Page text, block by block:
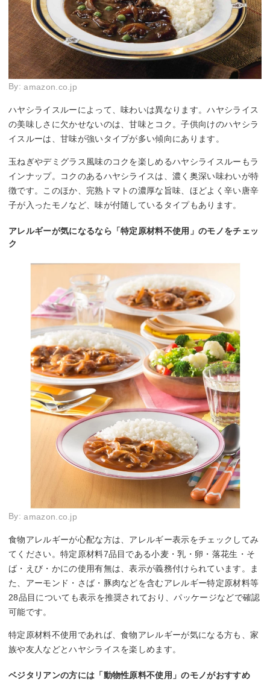
By:amazon.co.jp
ハヤシライスルーによって、味わいは異なります。ハヤシライス
の美味しさに欠かせないのは、甘味とコク。子供向けのハヤシラ
イスルーは、甘味が強いタイプが多い傾向にあります。
玉ねぎやデミグラス風味のコクを楽しめるハヤシライスルーもラ
インナップ。コクのあるハヤシライスは、濃く奥深い味わいが特
徴です。このほか、完熟トマトの濃厚な旨味、ほどよく辛い唐辛
子が入ったモノなど、味が付随しているタイプもあります。
アレルギーが気になるなら「特定原材料不使用」のモノをチェッ
ク
By:amazon.co.jp
食物アレルギーが心配な方は、アレルギー表示をチェックしてみ
てください。特定原材料7品目である小麦・乳・卵・落花生・そ
ば・えび・かにの使用有無は、表示が義務付けられています。ま
た、アーモンド・さば・豚肉などを含むアレルギー特定原材料等
28品目についても表示を推奨されており、パッケージなどで確認
可能です。
特定原材料不使用であれば、食物アレルギーが気になる方も、家
族や友人などとハヤシライスを楽しめます。
ベジタリアンの方には「動物性原料不使用」のモノがおすすめ